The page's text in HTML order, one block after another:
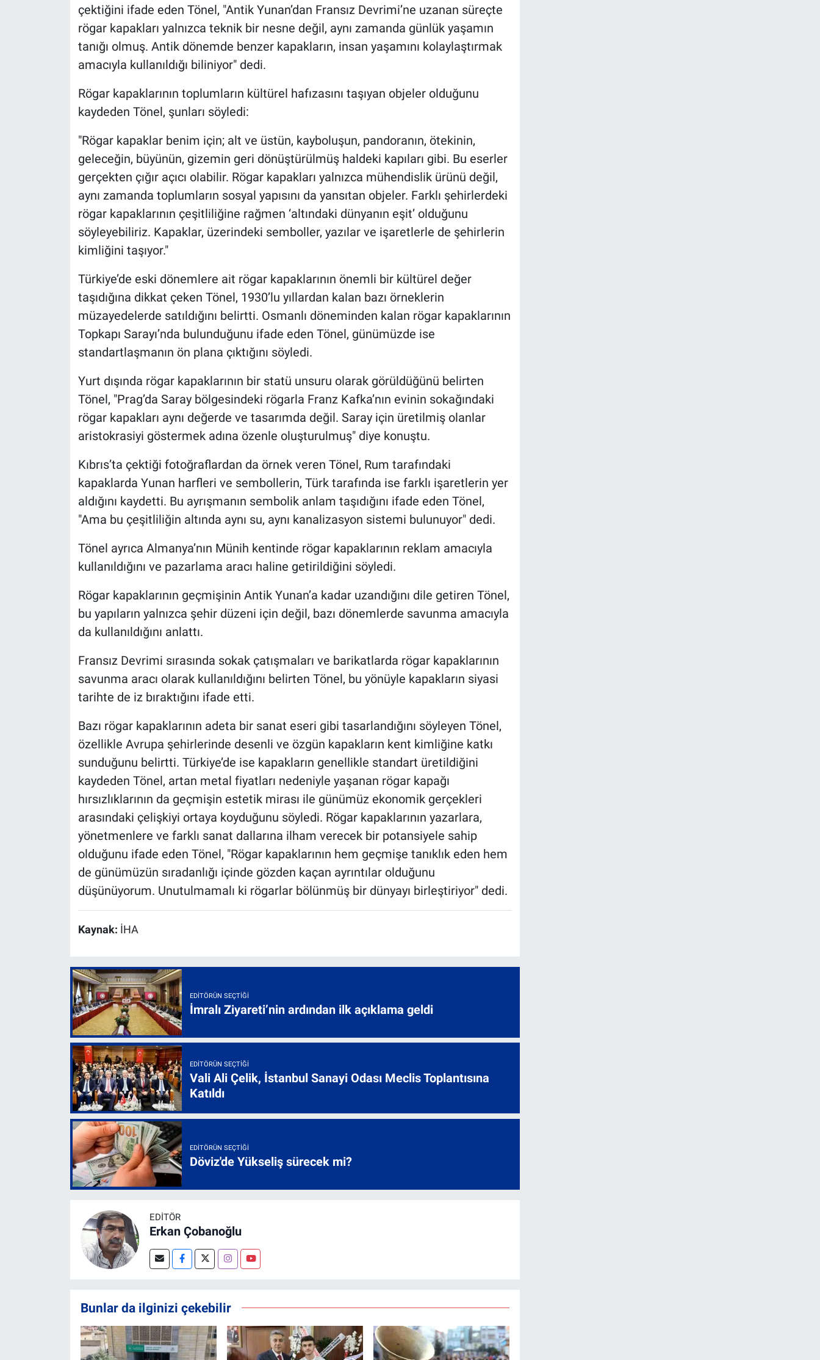
çektiğini ifade eden Tönel, "Antik Yunan’dan Fransız Devrimi’ne uzanan süreçte
rögar kapakları yalnızca teknik bir nesne değil, aynı zamanda günlük yaşamın
tanığı olmuş. Antik dönemde benzer kapakların, insan yaşamını kolaylaştırmak
amacıyla kullanıldığı biliniyor" dedi.
Rögar kapaklarının toplumların kültürel hafızasını taşıyan objeler olduğunu
kaydeden Tönel, şunları söyledi:
"Rögar kapaklar benim için; alt ve üstün, kayboluşun, pandoranın, ötekinin,
geleceğin, büyünün, gizemin geri dönüştürülmüş haldeki kapıları gibi. Bu eserler
gerçekten çığır açıcı olabilir. Rögar kapakları yalnızca mühendislik ürünü değil,
aynı zamanda toplumların sosyal yapısını da yansıtan objeler. Farklı şehirlerdeki
rögar kapaklarının çeşitliliğine rağmen ‘altındaki dünyanın eşit’ olduğunu
söyleyebiliriz. Kapaklar, üzerindeki semboller, yazılar ve işaretlerle de şehirlerin
kimliğini taşıyor."
Türkiye’de eski dönemlere ait rögar kapaklarının önemli bir kültürel değer
taşıdığına dikkat çeken Tönel, 1930’lu yıllardan kalan bazı örneklerin
müzayedelerde satıldığını belirtti. Osmanlı döneminden kalan rögar kapaklarının
Topkapı Sarayı’nda bulunduğunu ifade eden Tönel, günümüzde ise
standartlaşmanın ön plana çıktığını söyledi.
Yurt dışında rögar kapaklarının bir statü unsuru olarak görüldüğünü belirten
Tönel, "Prag’da Saray bölgesindeki rögarla Franz Kafka’nın evinin sokağındaki
rögar kapakları aynı değerde ve tasarımda değil. Saray için üretilmiş olanlar
aristokrasiyi göstermek adına özenle oluşturulmuş" diye konuştu.
Kıbrıs’ta çektiği fotoğraflardan da örnek veren Tönel, Rum tarafındaki
kapaklarda Yunan harfleri ve sembollerin, Türk tarafında ise farklı işaretlerin yer
aldığını kaydetti. Bu ayrışmanın sembolik anlam taşıdığını ifade eden Tönel,
"Ama bu çeşitliliğin altında aynı su, aynı kanalizasyon sistemi bulunuyor" dedi.
Tönel ayrıca Almanya’nın Münih kentinde rögar kapaklarının reklam amacıyla
kullanıldığını ve pazarlama aracı haline getirildiğini söyledi.
Rögar kapaklarının geçmişinin Antik Yunan’a kadar uzandığını dile getiren Tönel,
bu yapıların yalnızca şehir düzeni için değil, bazı dönemlerde savunma amacıyla
da kullanıldığını anlattı.
Fransız Devrimi sırasında sokak çatışmaları ve barikatlarda rögar kapaklarının
savunma aracı olarak kullanıldığını belirten Tönel, bu yönüyle kapakların siyasi
tarihte de iz bıraktığını ifade etti.
Bazı rögar kapaklarının adeta bir sanat eseri gibi tasarlandığını söyleyen Tönel,
özellikle Avrupa şehirlerinde desenli ve özgün kapakların kent kimliğine katkı
sunduğunu belirtti. Türkiye’de ise kapakların genellikle standart üretildiğini
kaydeden Tönel, artan metal fiyatları nedeniyle yaşanan rögar kapağı
hırsızlıklarının da geçmişin estetik mirası ile günümüz ekonomik gerçekleri
arasındaki çelişkiyi ortaya koyduğunu söyledi. Rögar kapaklarının yazarlara,
yönetmenlere ve farklı sanat dallarına ilham verecek bir potansiyele sahip
olduğunu ifade eden Tönel, "Rögar kapaklarının hem geçmişe tanıklık eden hem
de günümüzün sıradanlığı içinde gözden kaçan ayrıntılar olduğunu
düşünüyorum. Unutulmamalı ki rögarlar bölünmüş bir dünyayı birleştiriyor" dedi.
Kaynak: İHA
EDITÖRÜN SEÇTIĞI
İmralı Ziyareti’nin ardından ilk açıklama geldi
EDITÖRÜN SEÇTIĞI
Vali Ali Çelik, İstanbul Sanayi Odası Meclis Toplantısına
Katıldı
EDITÖRÜN SEÇTIĞI
Döviz'de Yükseliş sürecek mi?
EDITÖR
Erkan Çobanoğlu
Bunlar da ilginizi çekebilir